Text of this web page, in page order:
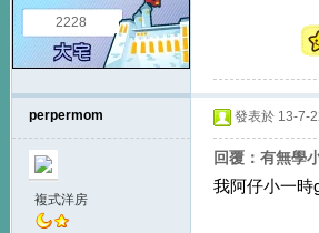
2228
perpermom
複式洋房
發表於 13-7-
回覆：有無學
我阿仔小一時